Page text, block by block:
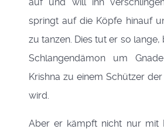
springt auf die Köpfe hinauf
zu tanzen. Dies tut er so
Schlangendämon um
Krishna zu einem Schützer
wird.
Aber er kämpft nicht nur mit